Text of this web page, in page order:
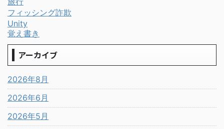
フィッシング詐欺
Unity
覚え書き
アーカイブ
2026年8月
2026年6月
2026年5月